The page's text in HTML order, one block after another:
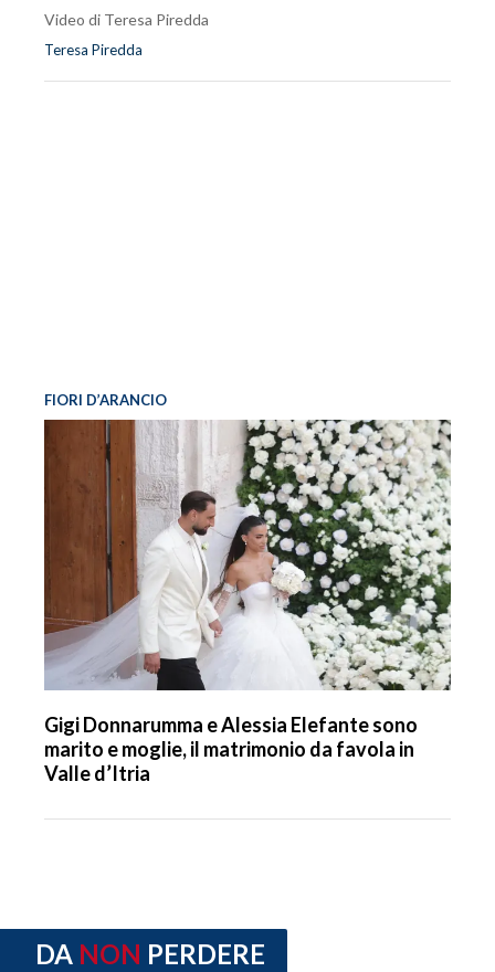
Video di Teresa Piredda
Teresa Piredda
FIORI D’ARANCIO
Gigi Donnarumma e Alessia Elefante sono
marito e moglie, il matrimonio da favola in
Valle d’Itria
DA NON PERDERE